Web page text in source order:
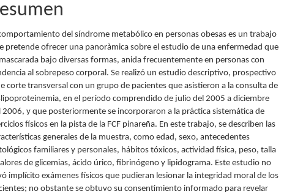
del síndrome metabólico en personas obesas es un trabajo
pretende ofrecer una panoràmica sobre el estudio de una enfermedad que
bajo diversas formas, anida frecuentemente en personas con
al sobrepeso corporal. Se realizó un estudio descriptivo, prospectivo
corte transversal con un grupo de pacientes que asistieron a la consulta de
en el período comprendido de julio del 2005 a diciembre
2006, y que posteriormente se incorporaron a la práctica sistemática de
físicos en la pista de la FCF pinareña. En este trabajo, se describen las
generales de la muestra, como edad, sexo, antecedentes
familiares y personales, hábitos tóxicos, actividad física, peso, talla
de glicemias, ácido úrico, fibrinógeno y lipidograma. Este estudio no
implícito exámenes físicos que pudieran lesionar la integridad moral de los
no obstante se obtuvo su consentimiento informado para revelar